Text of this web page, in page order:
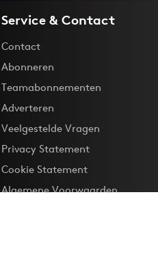
Service & Contact
Contact
Abonneren
Teamabonnementen
Adverteren
Veelgestelde Vragen
Privacy Statement
Cookie Statement
Algemene Voorwaarden